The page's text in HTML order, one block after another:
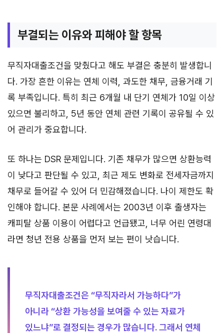
부결되는 이유와 피해야 할 항목
무직자대출조건을 맞췄다고 해도 부결은 충분히 발생합니
다. 가장 흔한 이유는 연체 이력, 과도한 채무, 금융거래 기
록 부족입니다. 특히 최근 6개월 내 단기 연체가 10일 이상
있으면 불리하고, 5년 동안 연체 관련 기록이 공유될 수 있
어 관리가 중요합니다.
또 하나는 DSR 문제입니다. 기존 채무가 많으면 상환능력
이 낮다고 판단될 수 있고, 최근 제도 변화로 전세자금까지
채무로 들어갈 수 있어 더 민감해졌습니다. 나이 제한도 확
인해야 합니다. 본문 사례에서는 2003년 이후 출생자는
캐피탈 상품 이용이 어렵다고 언급됐고, 너무 어린 연령대
라면 청년 전용 상품을 먼저 보는 편이 낫습니다.
무직자대출조건은 “무직자라서 가능하다”가
아니라 “상환 가능성을 보여줄 수 있는 자료가
있느냐”로 결정되는 경우가 많습니다. 그래서 연체